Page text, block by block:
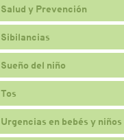
Salud y Prevención
Sibilancias
Sueño del niño
Tos
Urgencias en bebés y niños